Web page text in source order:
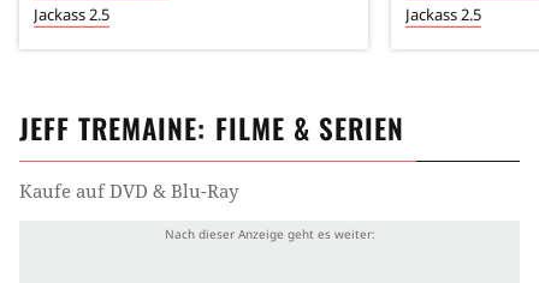
Jackass 2.5
Jackass 2.5
JEFF TREMAINE: FILME & SERIEN
Kaufe auf DVD & Blu-Ray